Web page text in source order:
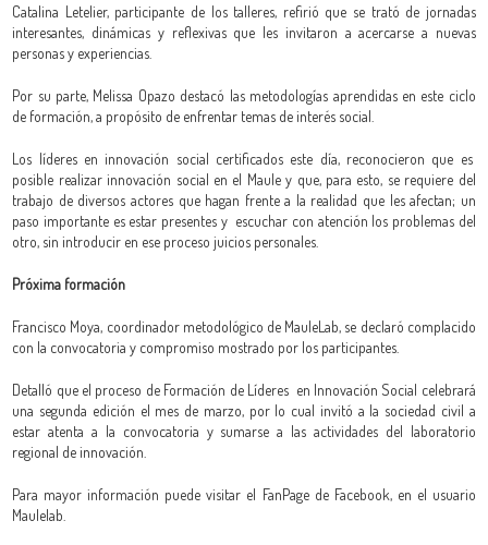
Catalina Letelier, participante de los talleres, refirió que se trató de jornadas
interesantes, dinámicas y reflexivas que les invitaron a acercarse a nuevas
personas y experiencias.
Por su parte, Melissa Opazo destacó las metodologías aprendidas en este ciclo
de formación, a propósito de enfrentar temas de interés social.
Los líderes en innovación social certificados este día, reconocieron que es
posible realizar innovación social en el Maule y que, para esto, se requiere del
trabajo de diversos actores que hagan frente a la realidad que les afectan; un
paso importante es estar presentes y escuchar con atención los problemas del
otro, sin introducir en ese proceso juicios personales.
Próxima formación
Francisco Moya, coordinador metodológico de MauleLab, se declaró complacido
con la convocatoria y compromiso mostrado por los participantes.
Detalló que el proceso de Formación de Líderes en Innovación Social celebrará
una segunda edición el mes de marzo, por lo cual invitó a la sociedad civil a
estar atenta a la convocatoria y sumarse a las actividades del laboratorio
regional de innovación.
Para mayor información puede visitar el FanPage de Facebook, en el usuario
Maulelab.